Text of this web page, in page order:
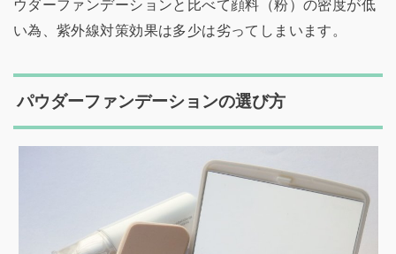
ウダーファンデーションと比べて顔料（粉）の密度が低
い為、紫外線対策効果は多少は劣ってしまいます。
パウダーファンデーションの選び方